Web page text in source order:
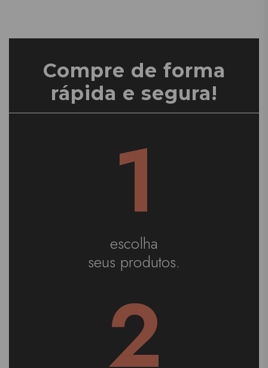
Compre de forma
rápida e segura!
1
escolha
seus produtos.
2